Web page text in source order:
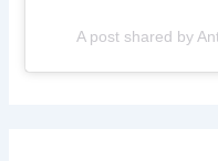
A post shared by